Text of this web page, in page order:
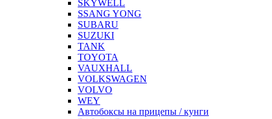
SKYWELL
SSANG YONG
SUBARU
SUZUKI
TANK
TOYOTA
VAUXHALL
VOLKSWAGEN
VOLVO
WEY
Автобоксы на прицепы / кунги